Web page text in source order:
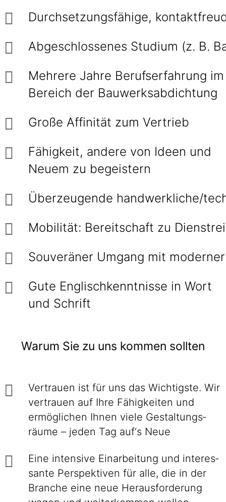
Durchsetzungsfähige,
Abgeschlossenes Studium (z. B.
Mehrere Jahre Berufserfahrung im
Bereich der Bauwerksabdichtung
Große Affinität zum Vertrieb
Fähigkeit, andere von Ideen und
Neuem zu begeistern
Überzeugende handwerkliche/
Mobilität: Bereitschaft zu
Souveräner Umgang mit
Gute Englischkenntnisse in Wort
und Schrift
Warum Sie zu uns kommen sollten
Vertrauen ist für uns das Wichtigste. Wir
vertrauen auf Ihre Fähig­keiten und
ermög­lichen Ihnen viele Gestaltungs­
räume – jeden Tag auf‘s Neue
Eine intensive Einarbei­tung und interes­
sante Perspek­tiven für alle, die in der
Branche eine neue Heraus­forderung